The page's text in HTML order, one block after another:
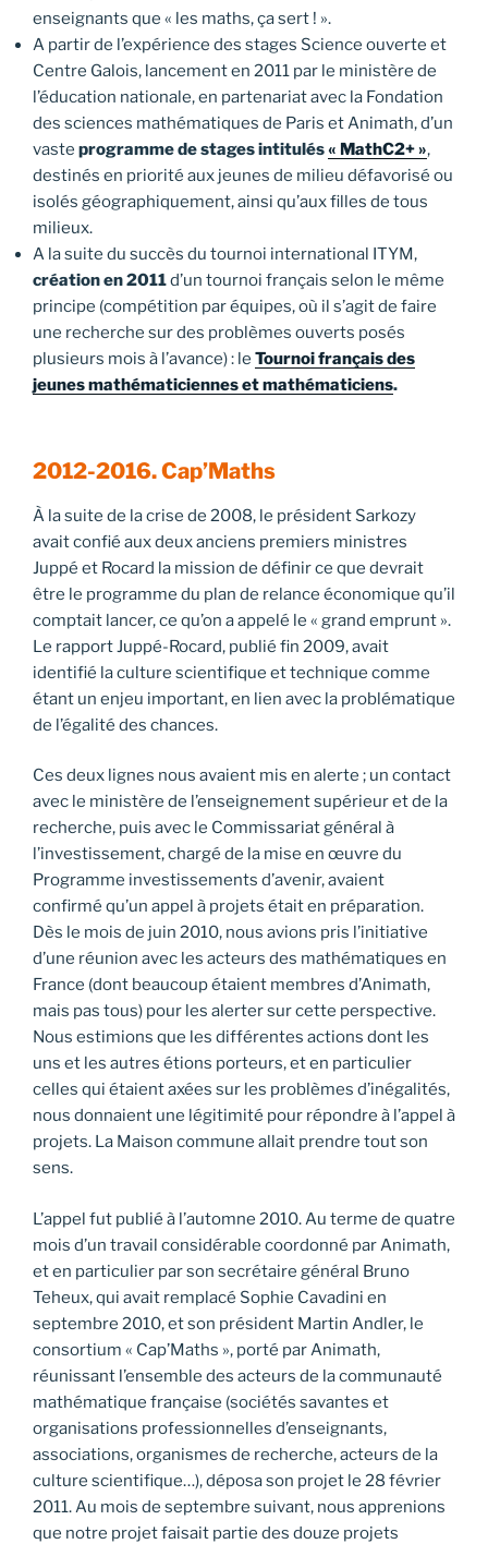
enseignants que « les maths, ça sert ! ».
A partir de l’expérience des stages Science ouverte et
Centre Galois, lancement en 2011 par le ministère de
l’éducation nationale, en partenariat avec la Fondation
des sciences mathématiques de Paris et Animath, d’un
vaste programme de stages intitulés« MathC2+ »,
destinés en priorité aux jeunes de milieu défavorisé ou
isolés géographiquement, ainsi qu’aux filles de tous
milieux.
A la suite du succès du tournoi international ITYM,
création en 2011d’un tournoi français selon le même
principe (compétition par équipes, où il s’agit de faire
une recherche sur des problèmes ouverts posés
plusieurs mois à l’avance) : le Tournoi français des
jeunes mathématiciennes et mathématiciens.
2012-2016. Cap’Maths
À la suite de la crise de 2008, le président Sarkozy
avait confié aux deux anciens premiers ministres
Juppé et Rocard la mission de définir ce que devrait
être le programme du plan de relance économique qu’il
comptait lancer, ce qu’on a appelé le « grand emprunt ».
Le rapport Juppé-Rocard, publié fin 2009, avait
identifié la culture scientifique et technique comme
étant un enjeu important, en lien avec la problématique
de l’égalité des chances.
Ces deux lignes nous avaient mis en alerte ; un contact
avec le ministère de l’enseignement supérieur et de la
recherche, puis avec le Commissariat général à
l’investissement, chargé de la mise en œuvre du
Programme investissements d’avenir, avaient
confirmé qu’un appel à projets était en préparation.
Dès le mois de juin 2010, nous avions pris l’initiative
d’une réunion avec les acteurs des mathématiques en
France (dont beaucoup étaient membres d’Animath,
mais pas tous) pour les alerter sur cette perspective.
Nous estimions que les différentes actions dont les
uns et les autres étions porteurs, et en particulier
celles qui étaient axées sur les problèmes d’inégalités,
nous donnaient une légitimité pour répondre à l’appel à
projets. La Maison commune allait prendre tout son
sens.
L’appel fut publié à l’automne 2010. Au terme de quatre
mois d’un travail considérable coordonné par Animath,
et en particulier par son secrétaire général Bruno
Teheux, qui avait remplacé Sophie Cavadini en
septembre 2010, et son président Martin Andler, le
consortium « Cap’Maths », porté par Animath,
réunissant l’ensemble des acteurs de la communauté
mathématique française (sociétés savantes et
organisations professionnelles d’enseignants,
associations, organismes de recherche, acteurs de la
culture scientifique…), déposa son projet le 28 février
2011. Au mois de septembre suivant, nous apprenions
que notre projet faisait partie des douze projets